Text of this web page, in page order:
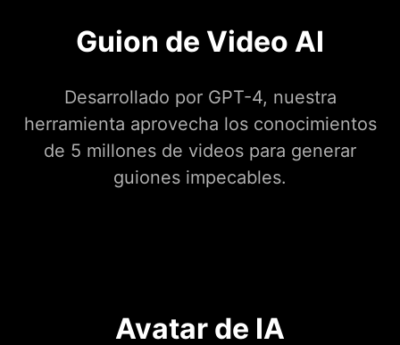
Guion de Video AI
Desarrollado por GPT-4, nuestra
herramienta aprovecha los conocimientos
de 5 millones de videos para generar
guiones impecables.
Avatar de IA